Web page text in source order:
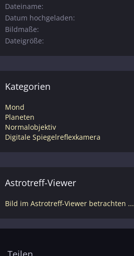
Dateiname
Datum hochgeladen
Bildmaße
Dateigröße
Kategorien
Mond
Planeten
Normalobjektiv
Digitale Spiegelreflexkamera
Astrotreff-Viewer
Bild im Astrotreff-Viewer betrachten ...